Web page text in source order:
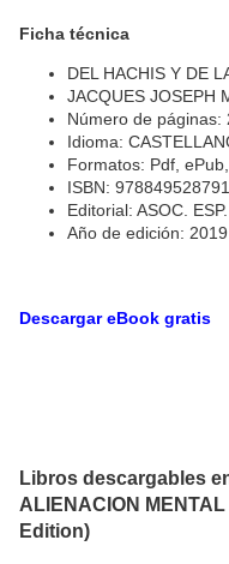
Ficha técnica
DEL HACHIS Y DE
JACQUES JOSEPH
Número de páginas:
Idioma:
Formatos: Pdf,
ISBN:
Editorial: ASOC.
Año de edición: 2019
Descargar eBook gratis
Libros descargables
ALIENACION
Edition)